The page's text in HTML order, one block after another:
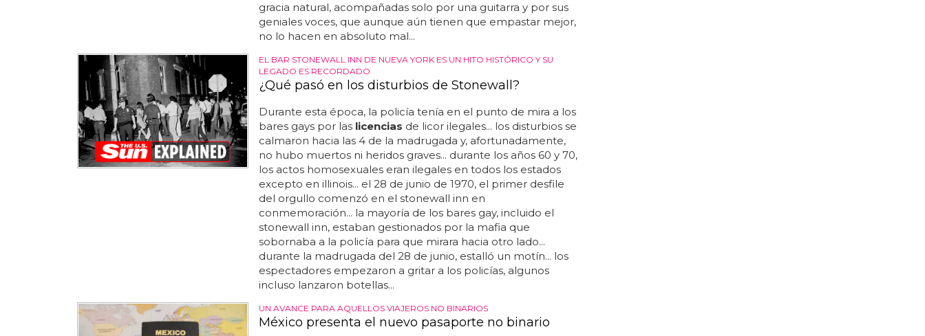
gracia natural, acompañadas solo por una guitarra y por sus
geniales voces, que aunque aún tienen que empastar mejor,
no lo hacen en absoluto mal...
EL BAR STONEWALL INN DE NUEVA YORK ES UN HITO HISTÓRICO Y SU
LEGADO ES RECORDADO
¿Qué pasó en los disturbios de Stonewall?
Durante esta época, la policía tenía en el punto de mira a los
bares gays por las licencias de licor ilegales... los disturbios se
calmaron hacia las 4 de la madrugada y, afortunadamente,
no hubo muertos ni heridos graves... durante los años 60 y 70,
los actos homosexuales eran ilegales en todos los estados
excepto en illinois... el 28 de junio de 1970, el primer desfile
del orgullo comenzó en el stonewall inn en
conmemoración... la mayoría de los bares gay, incluido el
stonewall inn, estaban gestionados por la mafia que
sobornaba a la policía para que mirara hacia otro lado...
durante la madrugada del 28 de junio, estalló un motín... los
espectadores empezaron a gritar a los policías, algunos
incluso lanzaron botellas...
UN AVANCE PARA AQUELLOS VIAJEROS NO BINARIOS
México presenta el nuevo pasaporte no binario